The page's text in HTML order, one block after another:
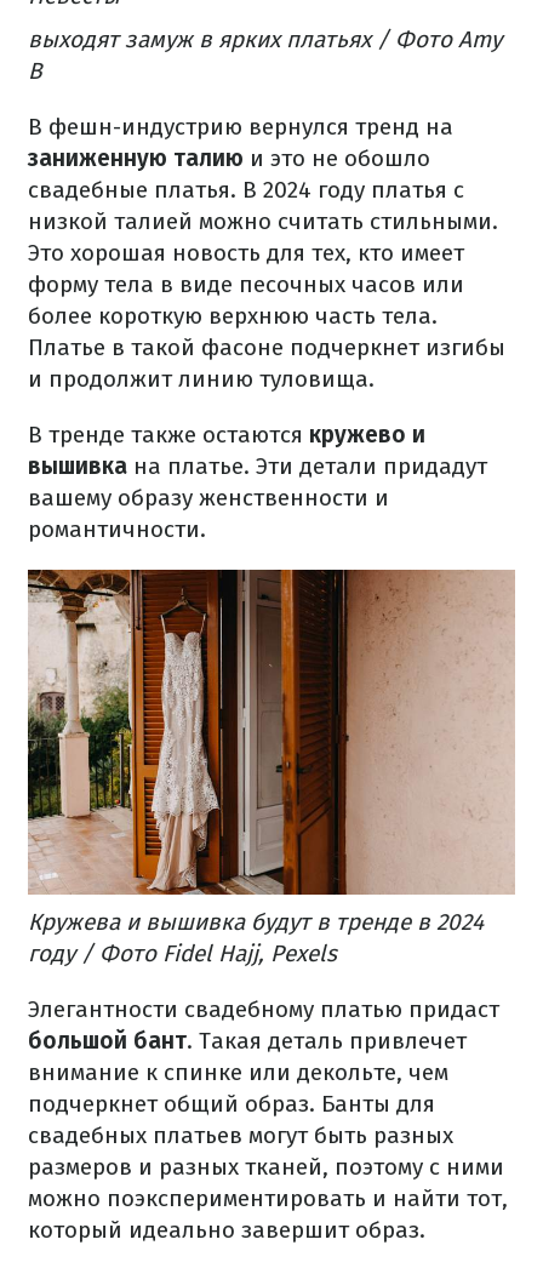
выходят замуж в ярких платьях / Фото Amy
B
В фешн-индустрию вернулся тренд на
заниженную талию и это не обошло
свадебные платья. В 2024 году платья с
низкой талией можно считать стильными.
Это хорошая новость для тех, кто имеет
форму тела в виде песочных часов или
более короткую верхнюю часть тела.
Платье в такой фасоне подчеркнет изгибы
и продолжит линию туловища.
В тренде также остаются кружево и
вышивка на платье. Эти детали придадут
вашему образу женственности и
романтичности.
Кружева и вышивка будут в тренде в 2024
году / Фото Fidel Hajj, Pexels
Элегантности свадебному платью придаст
большой бант. Такая деталь привлечет
внимание к спинке или декольте, чем
подчеркнет общий образ. Банты для
свадебных платьев могут быть разных
размеров и разных тканей, поэтому с ними
можно поэкспериментировать и найти тот,
который идеально завершит образ.